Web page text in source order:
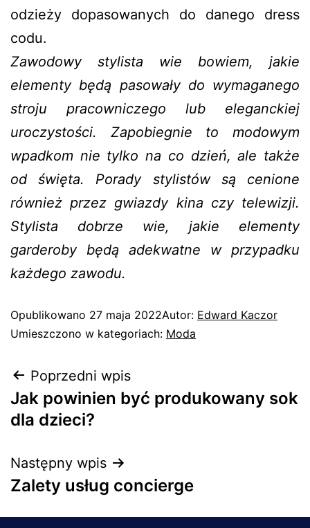
odzieży dopasowanych do danego dress
codu.
Zawodowy stylista wie bowiem, jakie
elementy będą pasowały do wymaganego
stroju pracowniczego lub eleganckiej
uroczystości. Zapobiegnie to modowym
wpadkom nie tylko na co dzień, ale także
od święta. Porady stylistów są cenione
również przez gwiazdy kina czy telewizji.
Stylista dobrze wie, jakie elementy
garderoby będą adekwatne w przypadku
każdego zawodu.
Opublikowano 27 maja 2022Autor: Edward Kaczor
Umieszczono w kategoriach: Moda
Poprzedni wpis
Jak powinien być produkowany sok
dla dzieci?
Następny wpis
Zalety usług concierge